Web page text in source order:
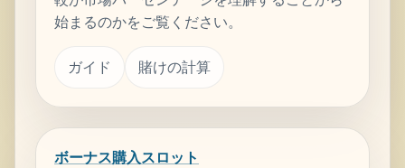
始まるのかをご覧ください。
ガイド 賭けの計算
ボーナス購入スロット